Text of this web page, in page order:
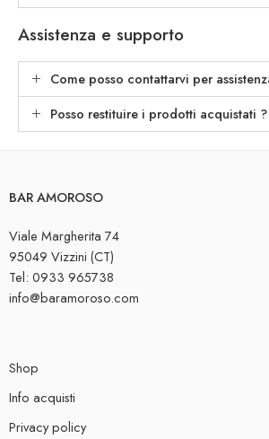
Assistenza e supporto
Come posso contattarvi per
Posso restituire i prodotti acquistati ?
BAR AMOROSO
Viale Margherita 74
95049 Vizzini (CT)
Tel: 0933 965738
info@baramoroso.com
Shop
Info acquisti
Privacy policy